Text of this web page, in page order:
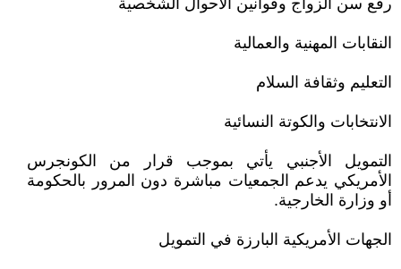
رفع سن الزواج وقوانين الأحوال الشخصية
النقابات المهنية والعمالية
التعليم وثقافة السلام
الانتخابات والكوتة النسائية
التمويل الأجنبي يأتي بموجب قرار من الكونجرس
الأمريكي يدعم الجمعيات مباشرة دون المرور بالحكومة
أو وزارة الخارجية.
الجهات الأمريكية البارزة في التمويل